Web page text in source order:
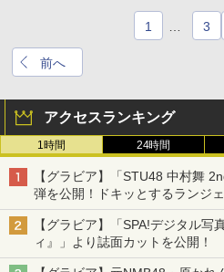
前へ
1 3
アクセスランキング
1時間 24時間
【グラビア】「STU48 中村舞
弾を公開！ドキッとするランジ
【グラビア】「SPA!デジタル
ィ』」より誌面カットを公開！